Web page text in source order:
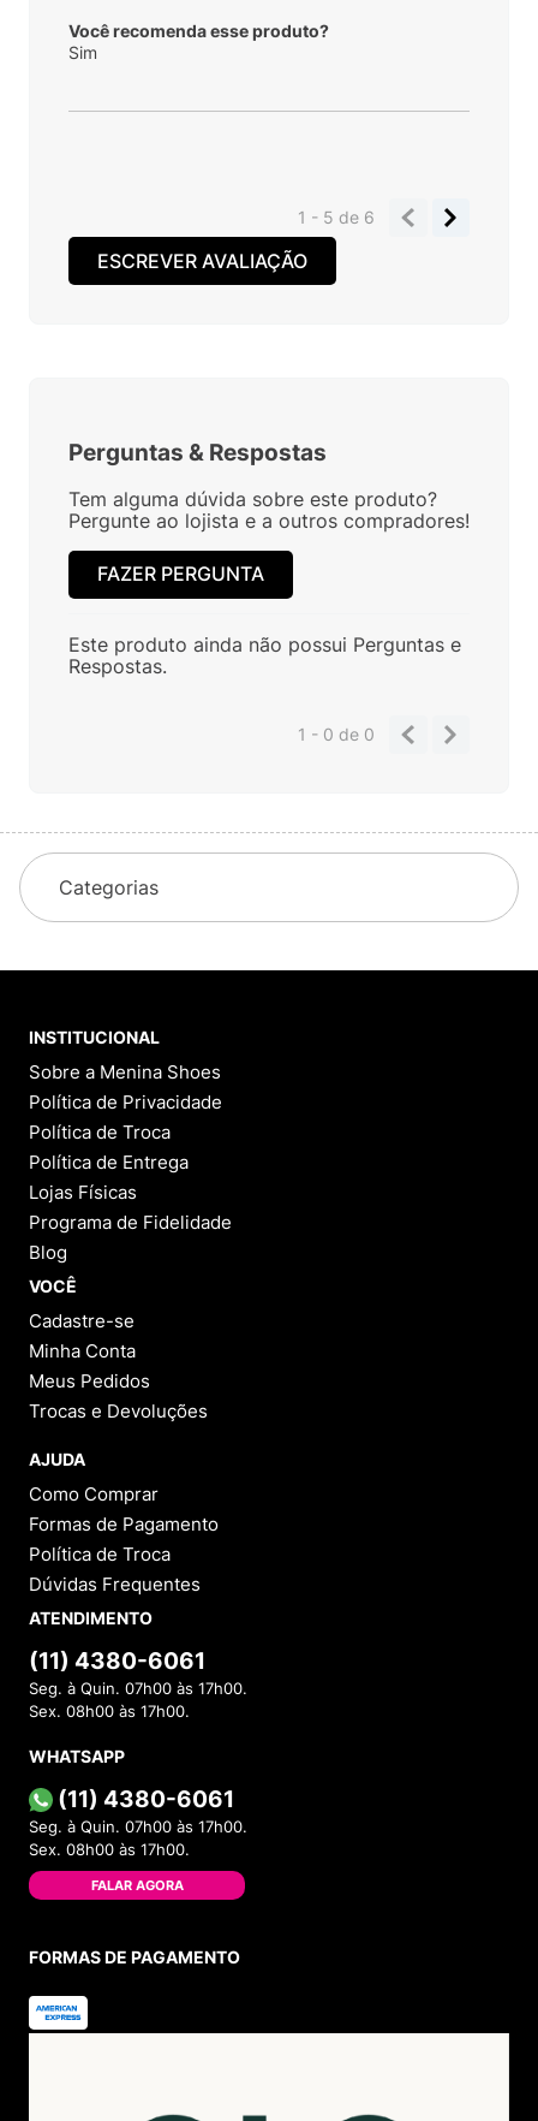
Você recomenda esse produto?
Sim
1 - 5de 6
ESCREVER AVALIAÇÃO
Perguntas & Respostas
Tem alguma dúvida sobre este produto?
Pergunte ao lojista e a outros compradores!
FAZER PERGUNTA
Este produto ainda não possui Perguntas e
Respostas.
1 - 0de 0
Categorias
INSTITUCIONAL
Sobre a Menina Shoes
Política de Privacidade
Política de Troca
Política de Entrega
Lojas Físicas
Programa de Fidelidade
Blog
VOCÊ
Cadastre-se
Minha Conta
Meus Pedidos
Trocas e Devoluções
AJUDA
Como Comprar
Formas de Pagamento
Política de Troca
Dúvidas Frequentes
ATENDIMENTO
(11) 4380-6061
Seg. à Quin. 07h00 às 17h00.
Sex. 08h00 às 17h00.
WHATSAPP
(11) 4380-6061
Seg. à Quin. 07h00 às 17h00.
Sex. 08h00 às 17h00.
FALAR AGORA
FORMAS DE PAGAMENTO